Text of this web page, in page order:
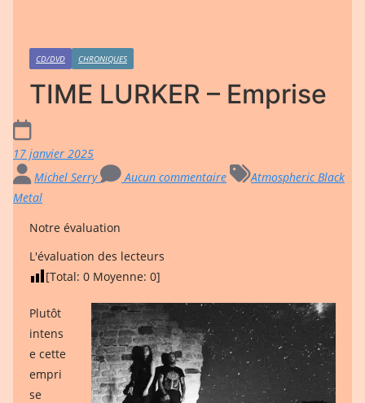
CD/DVD CHRONIQUES
TIME LURKER – Emprise
17 janvier 2025
Michel Serry
Aucun commentaire
Atmospheric Black
Metal
Notre évaluation
L'évaluation des lecteurs
[Total: 0 Moyenne: 0]
Plutôt
intens
e cette
empri
se